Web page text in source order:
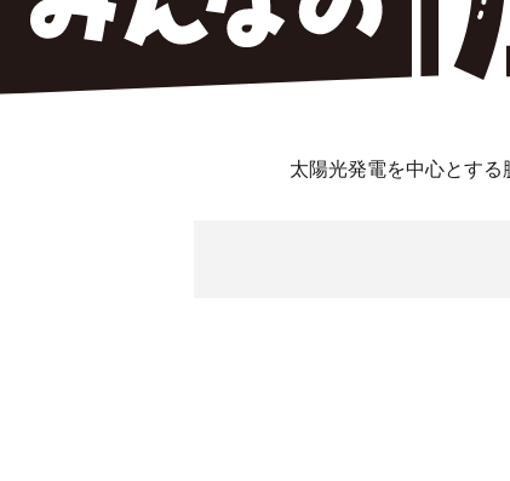
太陽光発電を中心とす